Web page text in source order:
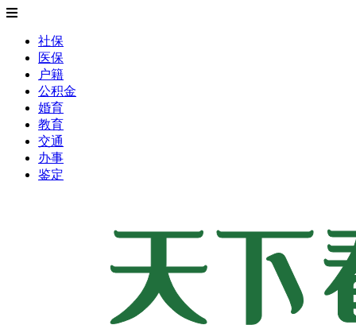
社保
医保
户籍
公积金
婚育
教育
交通
办事
鉴定